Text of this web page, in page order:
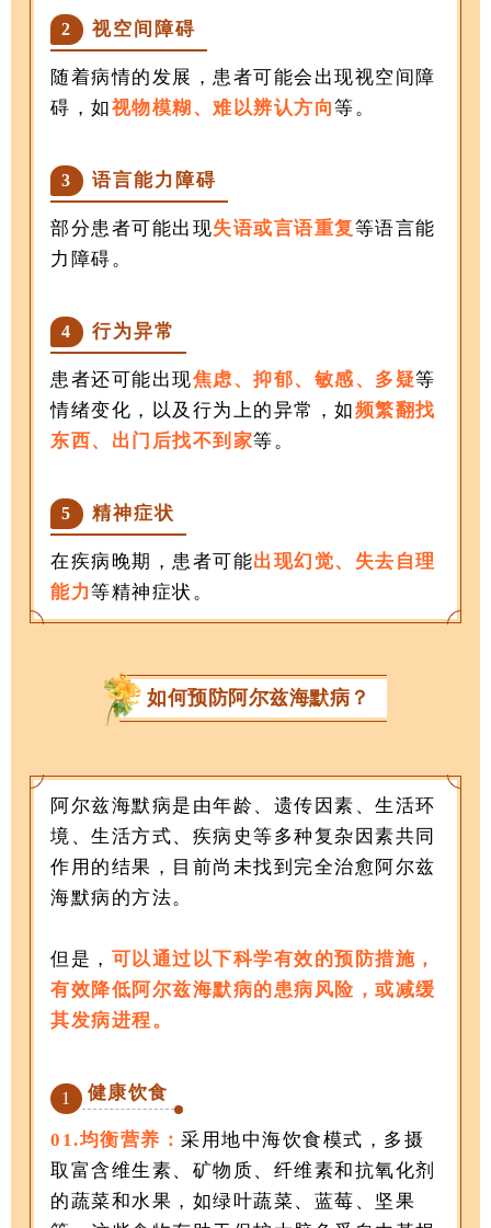
2 视空间障碍
随着病情的发展，患者可能会出现视空间障
碍，如视物模糊、难以辨认方向等。
3 语言能力障碍
部分患者可能出现失语或言语重复等语言能
力障碍。
4 行为异常
患者还可能出现焦虑、抑郁、敏感、多疑等
情绪变化，以及行为上的异常，如频繁翻找
东西、出门后找不到家等。
5 精神症状
在疾病晚期，患者可能出现幻觉、失去自理
能力等精神症状。
如何预防阿尔兹海默病 ？
阿尔兹海默病是由年龄、遗传因素、生活环
境、生活方式、疾病史等多种复杂因素共同
作用的结果，目前尚未找到完全治愈阿尔兹
海默病的方法。
但是， 可以通过以下科学有效的预防措施，
有效降低阿尔兹海默病的患病风险，或减缓
其发病进程。
1 健康饮食
01.均衡营养：采用地中海饮食模式，多摄
取富含维生素、矿物质、纤维素和抗氧化剂
的蔬菜和水果，如绿叶蔬菜、蓝莓、坚果